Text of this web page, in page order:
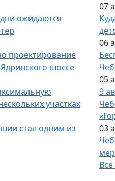
ожидаются
проектирование
шоссе
участках
стал одним из
07
06
05
9
03